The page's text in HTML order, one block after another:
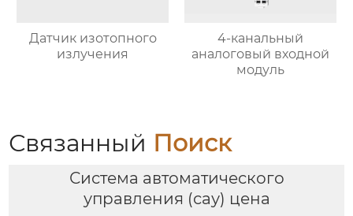
Датчик изотопного
излучения
4-канальный
аналоговый входной
модуль
Связанный Поиск
Система автоматического
управления (сау) цена